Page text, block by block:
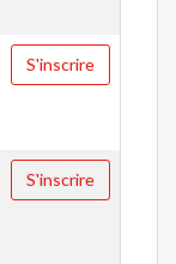
S'inscrire
S'inscrire